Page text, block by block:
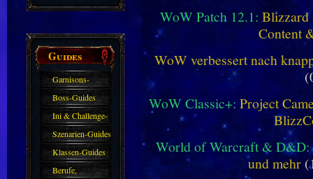
Guides
Garnisons-
Guides
Boss-Guides
Ini & Challenge-
Guides
Szenarien-Guides
Klassen-Guides
Berufe,
WoW Patch 12.1: Blizzard
Content
WoW verbessert nach
WoW Classic+: Project
World of Warcraft & D&D:
und mehr